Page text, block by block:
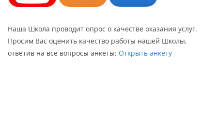
Наша Школа проводит опрос о качестве оказания услуг.
Просим Вас оценить качество работы нашей Школы,
ответив на все вопросы анкеты: Открыть анкету